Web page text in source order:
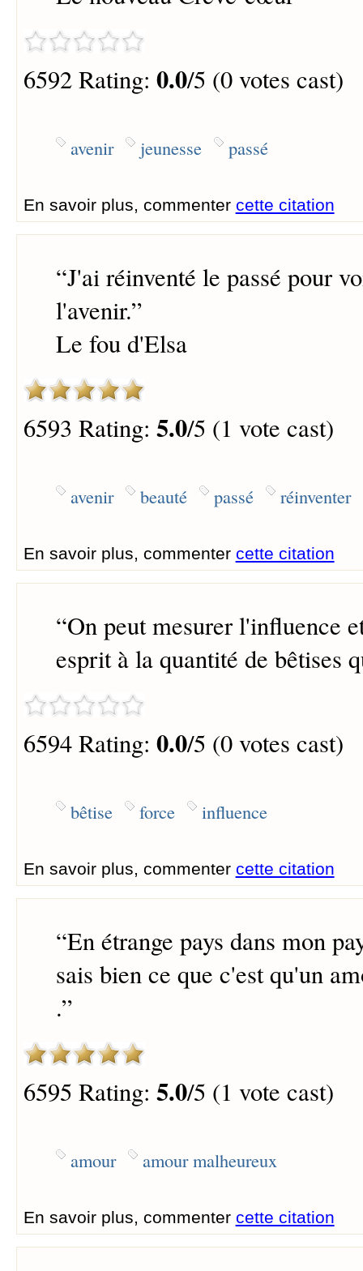
6592 Rating: 0.0/5 (0 votes cast)
avenir jeunesse passé
En savoir plus, commenter cette citation
“J'ai réinventé le passé pour
l'avenir.”
Le fou d'Elsa
6593 Rating: 5.0/5 (1 vote cast)
avenir beauté passé réinventer
En savoir plus, commenter cette citation
“On peut mesurer l'influence
esprit à la quantité de bêtises
6594 Rating: 0.0/5 (0 votes cast)
bêtise force influence
En savoir plus, commenter cette citation
“En étrange pays dans mon
sais bien ce que c'est qu'un
.”
6595 Rating: 5.0/5 (1 vote cast)
amour amour malheureux
En savoir plus, commenter cette citation